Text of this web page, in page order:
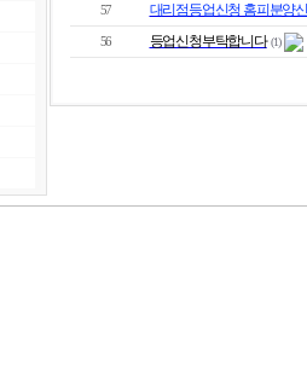
57 대리점등업신청 홈피분양
56 등업신청부탁합니다 (1)